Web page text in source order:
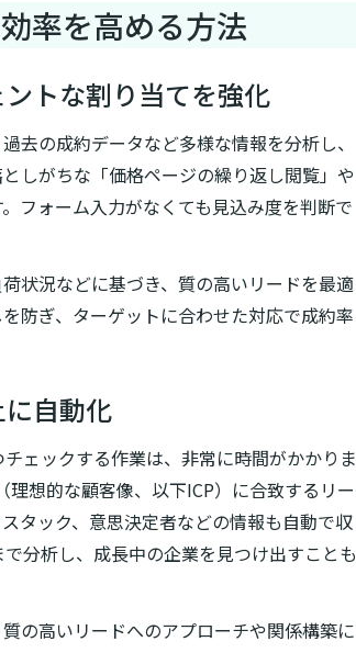
率を高める方法
トな割り当てを強化
去の成約データなど多様な情報を分析し、
しがちな「価格ページの繰り返し閲覧」や
フォーム入力がなくても見込み度を判断で
状況などに基づき、質の高いリードを最適
防ぎ、ターゲットに合わせた対応で成約率
自動化
ェックする作業は、非常に時間がかかりま
想的な顧客像、以下ICP）に合致するリー
タック、意思決定者などの情報も自動で収
分析し、成長中の企業を見つけ出すことも
の高いリードへのアプローチや関係構築に